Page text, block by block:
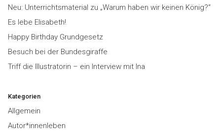
Neu: Unterrichtsmaterial zu „Warum haben wir keinen König?“
Es lebe Elisabeth!
Happy Birthday Grundgesetz
Besuch bei der Bundesgiraffe
Triff die Illustratorin – ein Interview mit Ina
Kategorien
Allgemein
Autor*innenleben